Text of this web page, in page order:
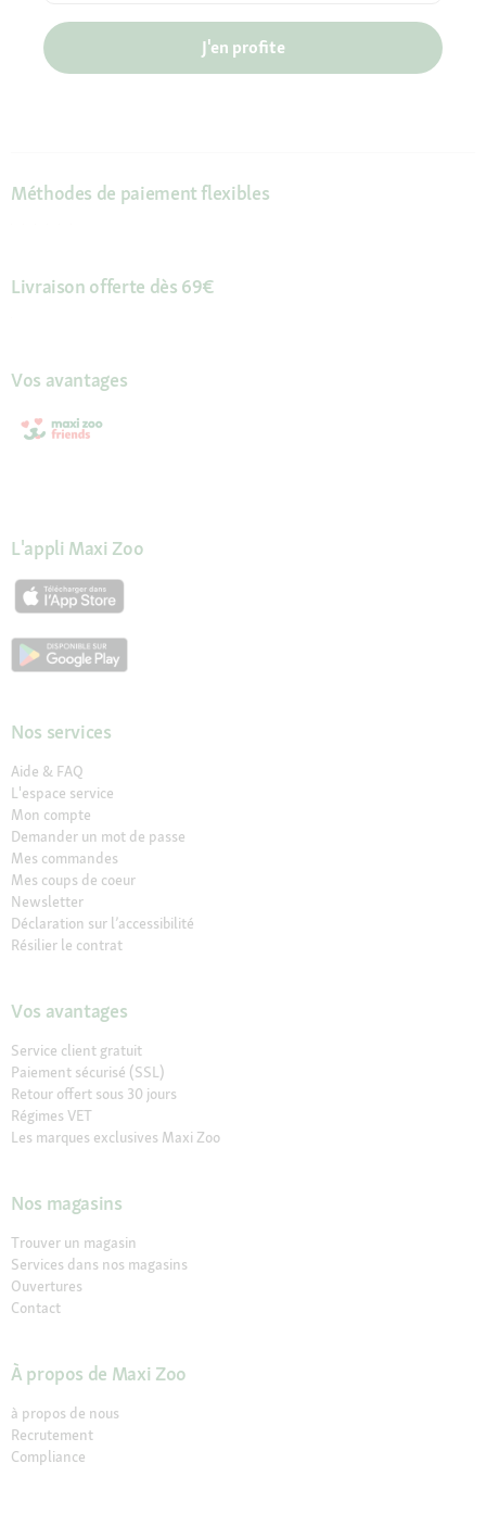
J'en profite
Méthodes de paiement flexibles
Livraison offerte dès 69€
Vos avantages
L'appli Maxi Zoo
Nos services
Aide & FAQ
L'espace service
Mon compte
Demander un mot de passe
Mes commandes
Mes coups de coeur
Newsletter
Déclaration sur l’accessibilité
Résilier le contrat
Vos avantages
Service client gratuit
Paiement sécurisé (SSL)
Retour offert sous 30 jours
Régimes VET
Les marques exclusives Maxi Zoo
Nos magasins
Trouver un magasin
Services dans nos magasins
Ouvertures
Contact
À propos de Maxi Zoo
à propos de nous
Recrutement
Compliance